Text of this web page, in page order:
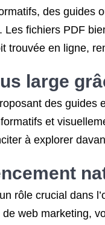
des guides
Les fichiers PDF
trouvée en ligne,
large
des guides
et
à explorer
rôle crucial dans
web marketing,